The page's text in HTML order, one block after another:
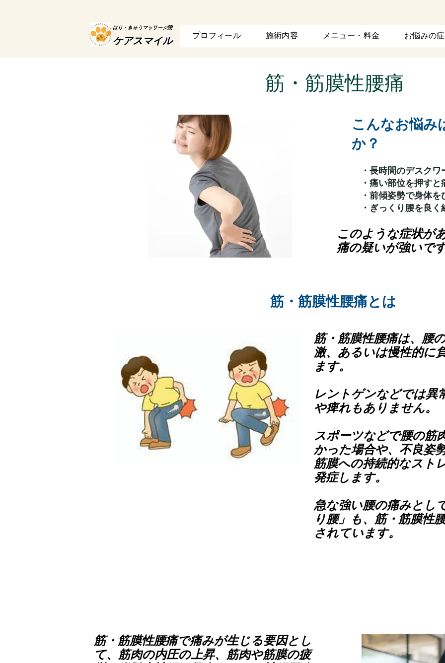
はり・きゅうマッサージ院
ケアスマイル プロフィール 施術内容 メニュー・料金 お悩みの
​筋・筋膜性腰痛
こんなお悩み
か？
・長時間のデスク
・痛い部位を押す
・前傾姿勢で身体
・ぎっくり腰を良く
このような症状が
痛の疑いが強いで
​筋・筋膜性腰痛とは
筋・筋膜性腰痛は、腰
激、あるいは慢性的に
ます。
レントゲンなどでは異
や痺れもありません。
スポーツなどで腰の筋
かった場合や、不良姿
筋膜への持続的なスト
発症します。
急な強い腰の痛みとし
り腰」も、筋・筋膜性
されています。
筋・筋膜性腰痛で痛みが生じる要因とし
て、筋肉の内圧の上昇、筋肉や筋膜の疲